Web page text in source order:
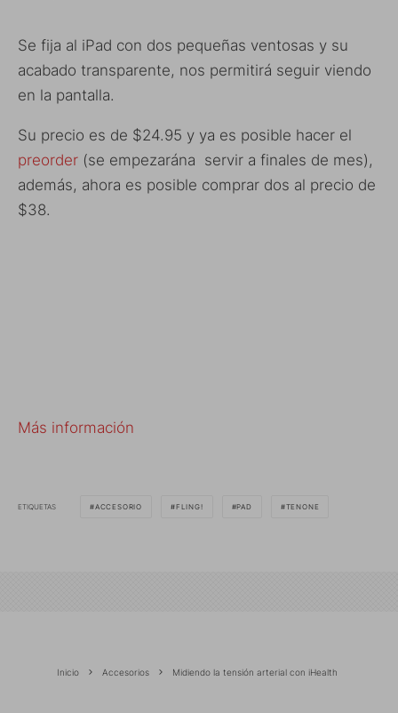
Se fija al iPad con dos pequeñas ventosas y su
acabado transparente, nos permitirá seguir viendo
en la pantalla.
Su precio es de $24.95 y ya es posible hacer el
preorder (se empezarána servir a finales de mes),
además, ahora es posible comprar dos al precio de
$38.
Más información
ETIQUETAS ACCESORIO FLING! PAD TENONE
Inicio Accesorios Midiendo la tensión arterial con iHealth